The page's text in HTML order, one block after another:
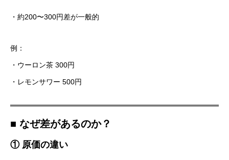
・約200〜300円差が一般的
例：
・ウーロン茶 300円
・レモンサワー 500円
■ なぜ差があるのか？
① 原価の違い